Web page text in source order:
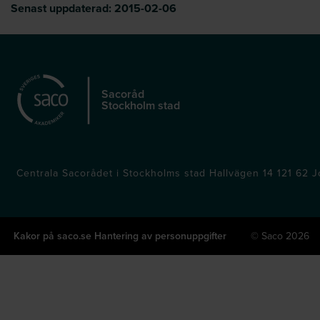
Senast uppdaterad: 2015-02-06
Sacoråd
Stockholm stad
Centrala Sacorådet i Stockholms stad Hallvägen 14 121 62
Kakor på saco.se Hantering av personuppgifter © Saco 2026